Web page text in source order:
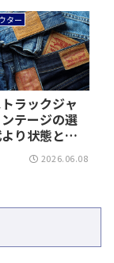
ター
ラックジャ
テージの選
り状態と着
まる｜タグや
方まで迷わず
2026.06.08